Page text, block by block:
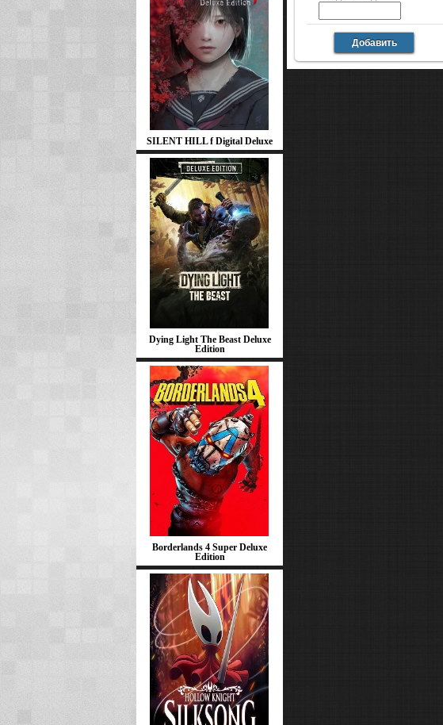
SILENT HILL f Digital Deluxe
Dying Light The Beast Deluxe
Edition
Borderlands 4 Super Deluxe
Edition